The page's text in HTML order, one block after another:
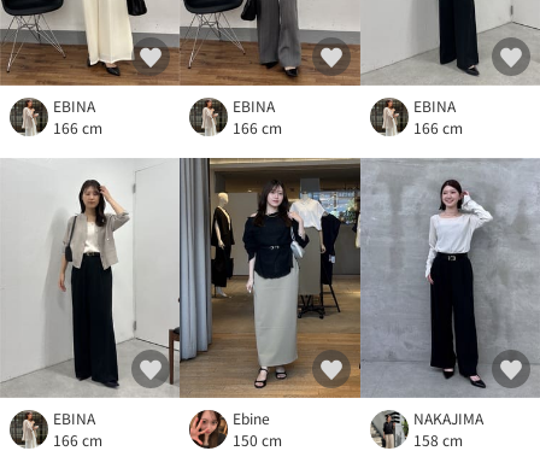
EBINA
166 cm
EBINA
166 cm
EBINA
166 cm
EBINA
166 cm
Ebine
150 cm
NAKAJIMA
158 cm